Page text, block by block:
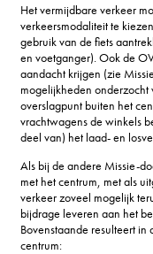
Het vermijdbare verkeer
verkeersmodaliteit te
gebruik van de fiets
en voetganger). Ook de
aandacht krijgen (zie
mogelijkheden
overslagpunt buiten het
vrachtwagens de winkels
deel van) het laad- en
Als bij de andere Missie-
met het centrum, met als
verkeer zoveel mogelijk
bijdrage leveren aan het
Bovenstaande resulteert
centrum: